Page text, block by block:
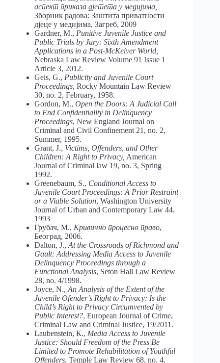
аспект приказа дјетета у медијима,
Зборник радова: Заштита приватности
дјеце у медијима, Загреб, 2009
Gardner, M., Punitive Juvenile Justice and
Public Trials by Jury: Sixth Amendment
Applications in a Post-McKeiver World,
Nebraska Law Review Volume 91 Issue 1
Article 3, 2012.
Geis, G., Publicity and Juvenile Court
Proceedings, Rocky Mountain Law Review
30, no. 2, February, 1958.
Gordon, М., Open the Doors: A Judicial Call
to End Confidentiality in Delinquency
Proceedings, New England Journal on
Criminal and Civil Confinement 21, no. 2,
Summer, 1995.
Grant, J., Victims, Offenders, and Other
Children: A Right to Privacy, American
Journal of Criminal law 19, no. 3, Spring
1992.
Greenebaum, S., Conditional Access to
Juvenile Court Proceedings: A Prior Restraint
or a Viable Solution, Washington University
Journal of Urban and Contemporary Law 44,
1993
Грубач, М., Кривично процесно право,
Београд, 2006.
Dalton, J., At the Crossroads of Richmond and
Gault: Addressing Media Access to Juvenile
Delinquency Proceedings through a
Functional Analysis, Seton Hall Law Review
28, no. 4/1998.
Joyce, N., An Analysis of the Extent of the
Juvenile Ofender’s Right to Privacy: Is the
Child’s Right to Privacy Circumvented by
Public Interest?, European Journal of Crime,
Criminal Law and Criminal Justice, 19/2011.
Laubenstein, К., Media Access to Juvenile
Justice: Should Freedom of the Press Be
Limited to Promote Rehabilitation of Youthful
Offenders, Temple Law Review 68, no. 4,